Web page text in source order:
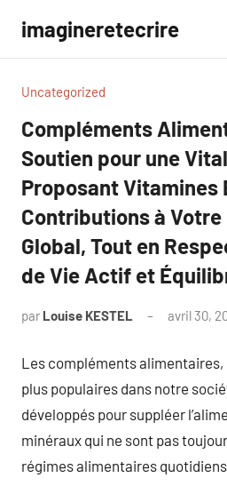
contenu
imagineretecrire
Uncategorized
Compléments
Soutien pour une
Proposant Vitamines
Contributions à
Global, Tout en
de Vie Actif et
par Louise KESTEL avril 30,
Les compléments alimentaires,
plus populaires dans notre
développés pour suppléer
minéraux qui ne sont pas
régimes alimentaires